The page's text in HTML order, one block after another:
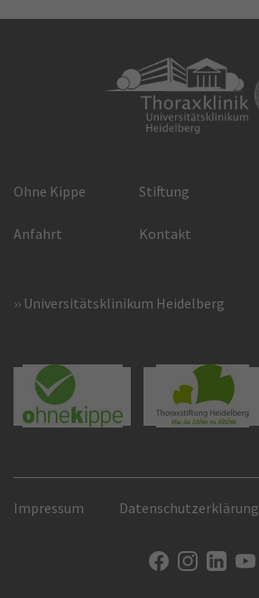
Ohne Kippe Stiftung
Anfahrt Kontakt
Universitätsklinikum Heidelberg
Impressum Datenschutzerklärung